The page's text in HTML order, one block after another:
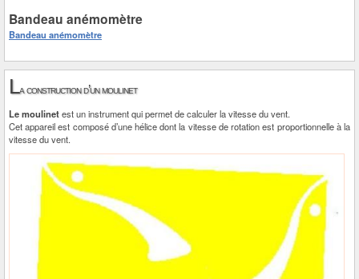
Bandeau anémomètre
Bandeau anémomètre
La construction d’un moulinet
Le moulinetest un instrument qui permet de calculer la vitesse du vent.
Cet appareil est composé d’une hélice dont la vitesse de rotation est proportionnelle à la
vitesse du vent.